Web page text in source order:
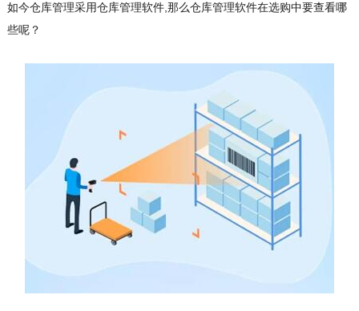
如今仓库管理采用仓库管理软件,那么仓库管理软件在选购中要查看哪
些呢？